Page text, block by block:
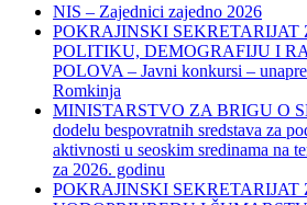
NIS – Zajednici zajedno 2026
POKRAJINSKI SEKRETARIJAT
POLITIKU, DEMOGRAFIJU I
POLOVA – Javni konkursi –
Romkinja
MINISTARSTVO ZA BRIGU O
dodelu bespovratnih sredstava za
aktivnosti u seoskim sredinama na
za 2026. godinu
POKRAJINSKI SEKRETARIJAT